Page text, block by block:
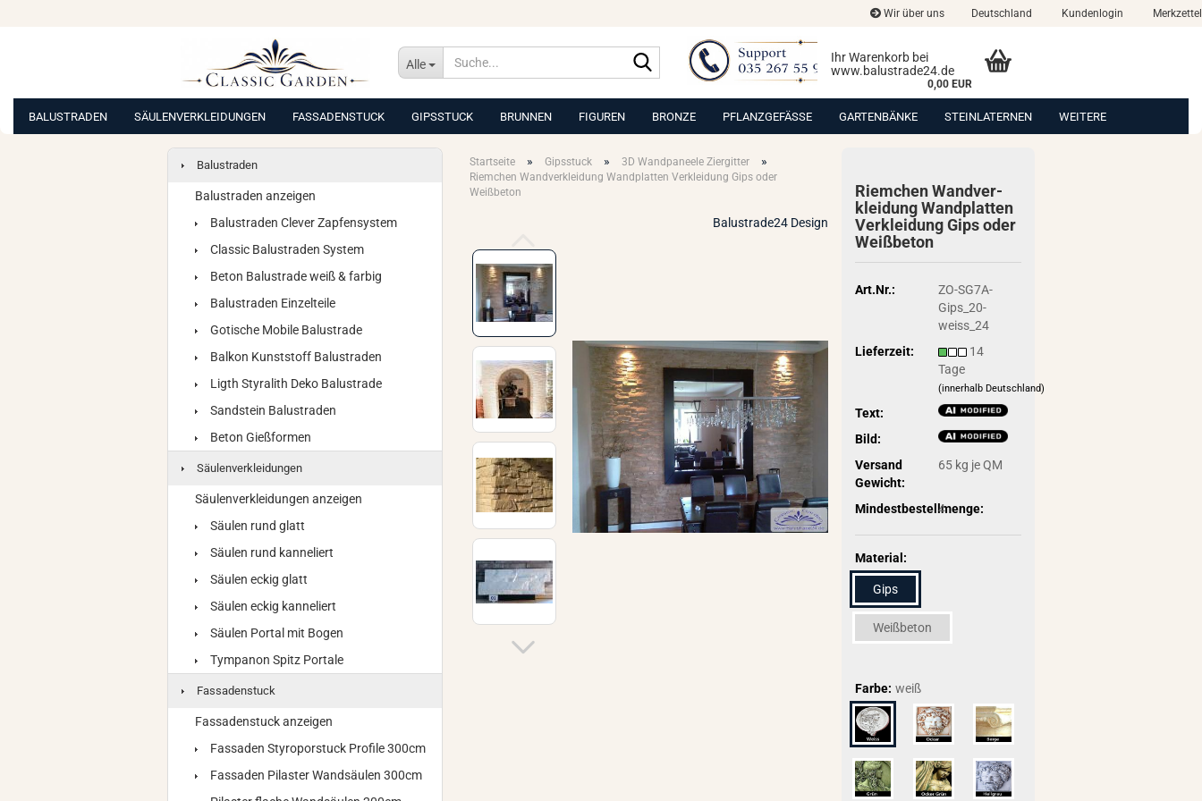
Wir über uns Deutschland Kundenlogin Merkzettel
Alle
Suche...
Ihr Warenkorb bei
www.balustrade24.de
0,00 EUR
BALUSTRADEN SÄULENVERKLEIDUNGEN FASSADENSTUCK GIPSSTUCK BRUNNEN FIGUREN BRONZE PFLANZGEFÄSSE GARTENBÄNKE STEINLATERNEN WEITERE
Startseite » Gipsstuck » 3D Wandpaneele Ziergitter »
Riemchen Wandverkleidung Wandplatten Verkleidung Gips oder
Weißbeton
Balustrade24 Design
Riem­chen Wand­ver­
klei­dung Wand­plat­ten
Ver­klei­dung Gips oder
Weiß­be­ton
Art.Nr.:
ZO-SG7A-
Gips_20-
weiss_24
Lieferzeit:
14
Tage
(innerhalb Deutschland)
Text:
Bild:
Versand
Gewicht:
65kg je QM
Mindestbestellmenge:
4
Material:
Gips
Weißbeton
Farbe: weiß
Balustraden
Balustraden anzeigen
Balustraden Clever Zapfensystem
Classic Balustraden System
Beton Balustrade weiß & farbig
Balustraden Einzelteile
Gotische Mobile Balustrade
Balkon Kunststoff Balustraden
Ligth Styralith Deko Balustrade
Sandstein Balustraden
Beton Gießformen
Säulenverkleidungen
Säulenverkleidungen anzeigen
Säulen rund glatt
Säulen rund kanneliert
Säulen eckig glatt
Säulen eckig kanneliert
Säulen Portal mit Bogen
Tympanon Spitz Portale
Fassadenstuck
Fassadenstuck anzeigen
Fassaden Styroporstuck Profile 300cm
Fassaden Pilaster Wandsäulen 300cm